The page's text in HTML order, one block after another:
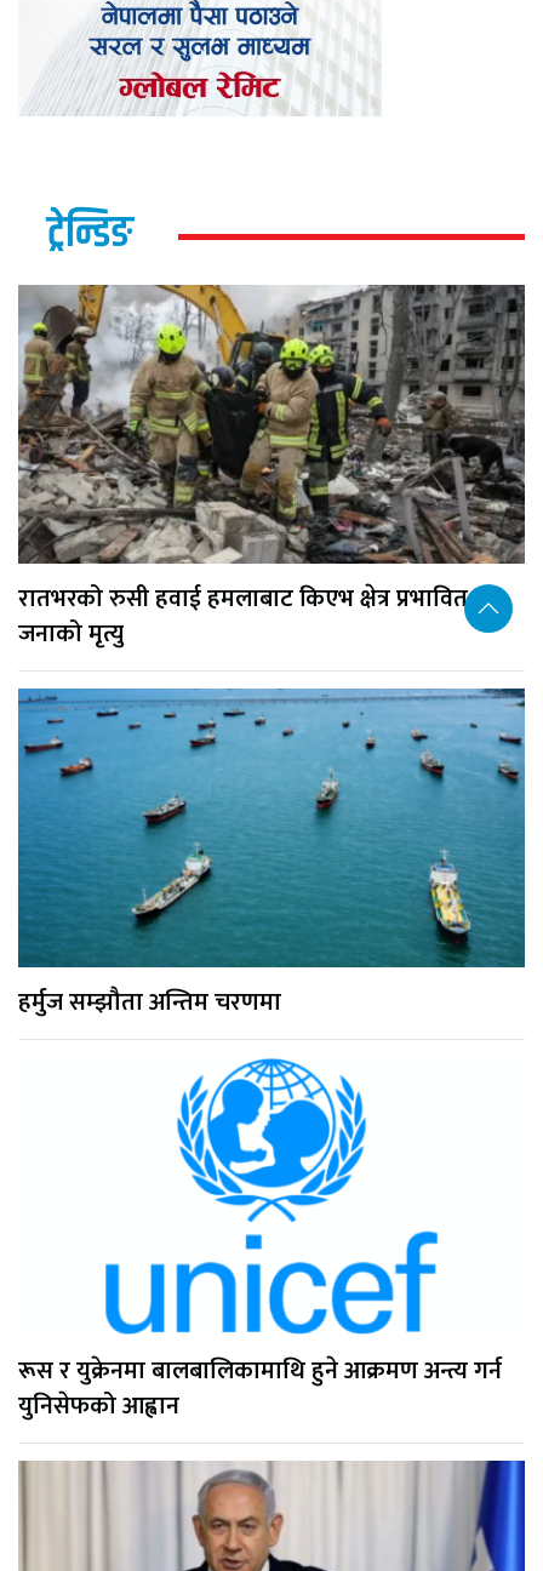
ट्रेन्डिङ
रातभरको रुसी हवाई हमलाबाट किएभ क्षेत्र प्रभावित, १७
जनाको मृत्यु
हर्मुज सम्झौता अन्तिम चरणमा
रूस र युक्रेनमा बालबालिकामाथि हुने आक्रमण अन्त्य गर्न
युनिसेफको आह्वान